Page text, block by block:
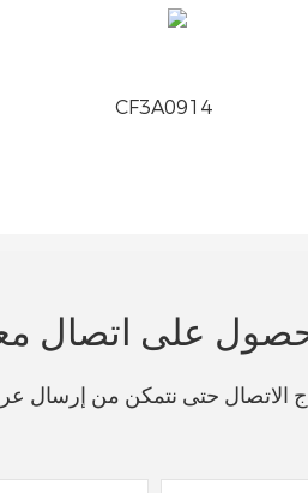
على اتصال
الاتصال حتى نتمكن من